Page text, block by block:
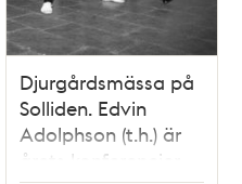
Djurgårdsmässa på
Solliden. Edvin
Adolphson (t.h.) är
årets konferencier.